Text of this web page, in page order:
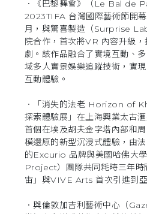
．《巴黎舞會》（Le Bal de
2023TIFA 台灣國際藝術節開
月，與驚喜製造（Surprise
院合作，首次將VR 內容升級
劇。該作品融合了實境互動、
域多人實景娛樂追蹤技術，實
互動體驗。
．「消失的法老 Horizon of
探索體驗展」在上海興業太古
首個在埃及胡夫金字塔內部和
模還原的新型沉浸式體驗，由
的Excurio 品牌與美國哈佛大
Project）團隊共同耗時三年時
宙」與VIVE Arts 首次引進到亞
．與倫敦加吉利藝術中心（